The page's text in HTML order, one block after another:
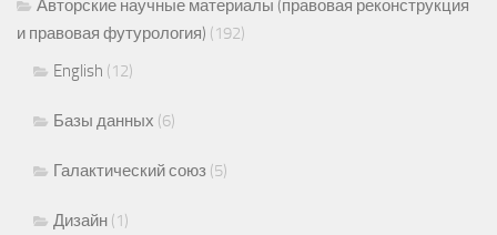
Авторские научные материалы (правовая реконструкция
и правовая футурология) (192)
English (12)
Базы данных (6)
Галактический союз (5)
Дизайн (1)